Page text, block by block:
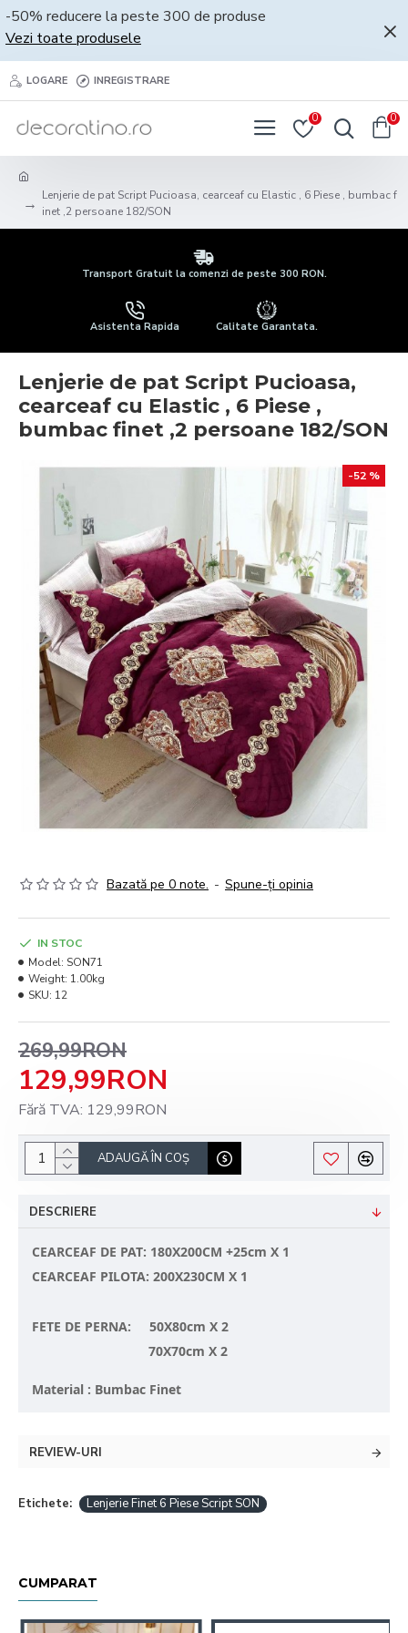
-50% reducere la peste 300 de produse
Vezi toate produsele
LOGARE INREGISTRARE
0 0
Lenjerie de pat Script Pucioasa, cearceaf cu Elastic , 6 Piese , bumbac f
inet ,2 persoane 182/SON
Transport Gratuit la comenzi de peste 300 RON.
Asistenta Rapida Calitate Garantata.
Lenjerie de pat Script Pucioasa,
cearceaf cu Elastic , 6 Piese ,
bumbac finet ,2 persoane 182/SON
-52 %
Bazată pe 0 note. - Spune-ţi opinia
129,99RON
269,99RON
Fără TVA: 129,99RON
IN STOC
Model: SON71
Weight: 1.00kg
SKU: 12
ADAUGĂ ÎN COŞ
DESCRIERE
CEARCEAF DE PAT: 180X200CM +25cm X 1
CEARCEAF PILOTA: 200X230CM X 1
FETE DE PERNA: 50X80cm X 2
70X70cm X 2
Material : Bumbac Finet
REVIEW-URI
Etichete: Lenjerie Finet 6 Piese Script SON
CUMPARAT